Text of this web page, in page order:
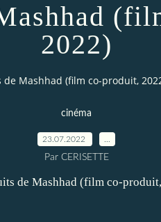
2022)
de Mashhad (film co-produit,
cinéma
23.07.2022
Par CERISETTE